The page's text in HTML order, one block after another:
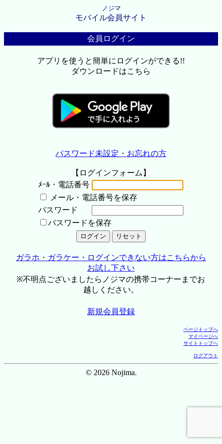
ノジマ
モバイル会員サイト
会員ログイン
アプリを使うと簡単にログインができる!!
ダウンロードはこちら
パスワード未設定・お忘れの方
【ログインフォーム】
ﾒｰﾙ・電話番号
メール・電話番号を保存
パスワード
パスワードを保存
ガラホ・ガラケー・ログインできない方はこちらから
お試し下さい
※不明点ございましたらノジマの携帯コーナーまでお
越しください。
新規会員登録
ページトップへ
マイページへ
サイトトップへ
ログアウト
© 2026 Nojima.